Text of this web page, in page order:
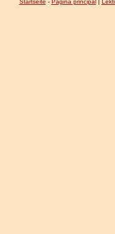
Startseite - Página principal|